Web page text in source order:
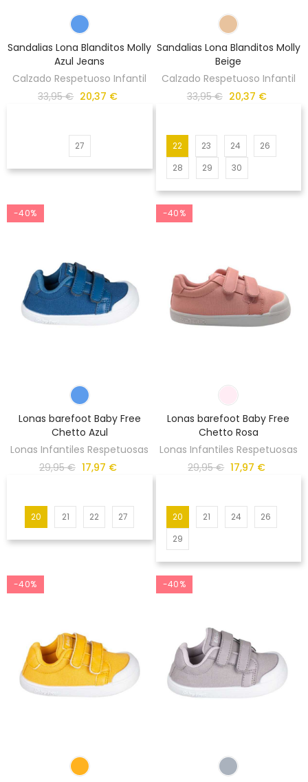
Sandalias Lona Blanditos Molly
Azul Jeans
Calzado Respetuoso Infantil
33,95 € 20,37 €
27
Sandalias Lona Blanditos Molly
Beige
Calzado Respetuoso Infantil
33,95 € 20,37 €
22 23 24
26
28
29 30
-40%
Lonas barefoot Baby Free
Chetto Azul
Lonas Infantiles Respetuosas
29,95 € 17,97 €
20 21 22 27
-40%
Lonas barefoot Baby Free
Chetto Rosa
Lonas Infantiles Respetuosas
29,95 € 17,97 €
20 21 24
26
29
-40% -40%